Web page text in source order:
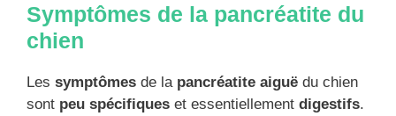
Symptômes de la pancréatite du
chien
Les symptômes de la pancréatite aiguë du chien
sont peu spécifiques et essentiellement digestifs.